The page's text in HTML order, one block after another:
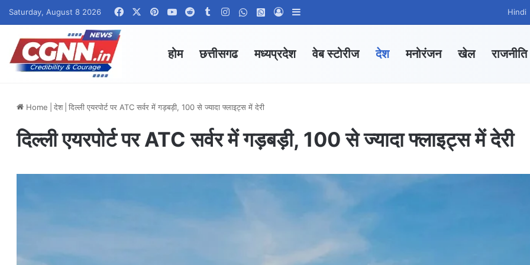
Saturday, August 8 2026 FacebookPinterestYouTubeRedditTumblrInstagramWhatsApp Channel
WhatsApp Group
Log In Hindi
होम छत्तीसगढ मध्यप्रदेश वेब स्टोरीज देश मनोरंजन खेल राजनीति
Home देश दिल्ली एयरपोर्ट पर ATC सर्वर में गड़बड़ी, 100 से ज्यादा फ्लाइट्स में देरी
दिल्ली एयरपोर्ट पर ATC सर्वर में गड़बड़ी, 100 से ज्यादा फ्लाइट्स में देरी